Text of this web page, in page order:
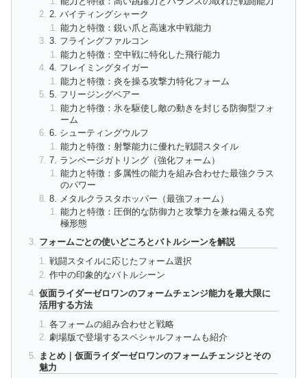
2. バイティングシャーク
能力と特徴：鋭い爪と高速水中戦能力
3. フライングファルコン
能力と特徴：空中戦に特化した飛行能力
4. フレイミングタイガー
能力と特徴：炎を操る攻撃力特化フォーム
5. フリージングベアー
能力と特徴：氷を駆使し敵の動きを封じる防御型フォ
ーム
6. シューティングウルフ
能力と特徴：射撃能力に優れた戦闘スタイル
7. ランページガトリング（強化フォーム）
能力と特徴：多属性の能力を組み合わせた最強クラス
のパワー
8. メタルクラスタホッパー（最強フォーム）
能力と特徴：圧倒的な防御力と攻撃力を兼ね備える究
極形態
フォームごとの使いどころとバトルシーンを解説
戦闘スタイルに応じたフォーム選択
作中の印象的なバトルシーン
仮面ライダーゼロワンのフォームチェンジ能力を最大限に
活用する方法
各フォームの組み合わせと戦略
劇場版で登場するスペシャルフォームも紹介
まとめ｜仮面ライダーゼロワンのフォームチェンジとその
魅力